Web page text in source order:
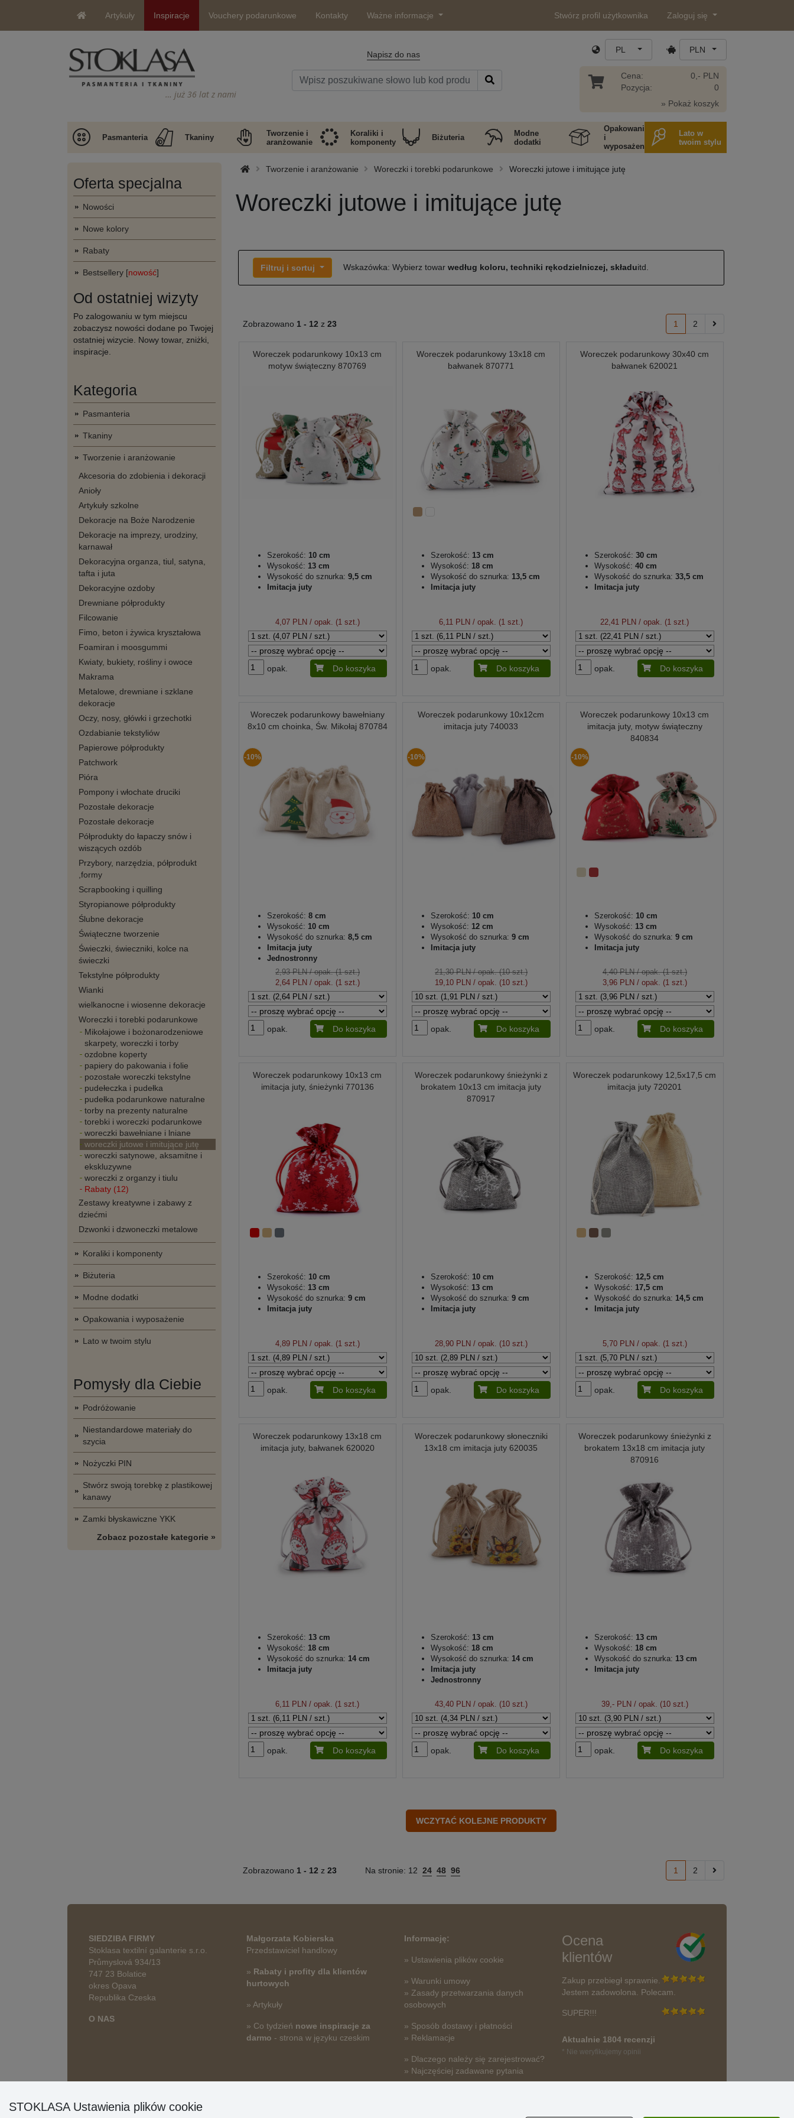
Artykuły Inspiracje Vouchery podarunkowe Kontakty Ważne informacje Stwórz profil użytkownika Zaloguj się
… już 36 lat z nami
Napisz do nas PL PLN
Cena:
Pozycja:
0,- PLN
0
» Pokaż koszyk
Pasmanteria Tkaniny
Tworzenie i
aranżowanie
Koraliki i
komponenty
Biżuteria
Modne
dodatki
Opakowania
i
wyposażenie
Lato w
twoim stylu
Oferta specjalna
Nowości
Nowe kolory
Rabaty
Bestsellery [nowość]
Od ostatniej wizyty
Po zalogowaniu w tym miejscu
zobaczysz nowości dodane po Twojej
ostatniej wizycie. Nowy towar, zniżki,
inspiracje.
Kategoria
Pasmanteria
Tkaniny
Tworzenie i aranżowanie
Akcesoria do zdobienia i dekoracji
Anioły
Artykuły szkolne
Dekoracje na Boże Narodzenie
Dekoracje na imprezy, urodziny,
karnawał
Dekoracyjna organza, tiul, satyna,
tafta i juta
Dekoracyjne ozdoby
Drewniane półprodukty
Filcowanie
Fimo, beton i żywica kryształowa
Foamiran i moosgummi
Kwiaty, bukiety, rośliny i owoce
Makrama
Metalowe, drewniane i szklane
dekoracje
Oczy, nosy, główki i grzechotki
Ozdabianie tekstyliów
Papierowe półprodukty
Patchwork
Pióra
Pompony i włochate druciki
Pozostałe dekoracje
Pozostałe dekoracje
Półprodukty do łapaczy snów i
wiszących ozdób
Przybory, narzędzia, półprodukt
,formy
Scrapbooking i quilling
Styropianowe półprodukty
Ślubne dekoracje
Świąteczne tworzenie
Świeczki, świeczniki, kolce na
świeczki
Tekstylne półprodukty
Wianki
wielkanocne i wiosenne dekoracje
Woreczki i torebki podarunkowe
Mikołajowe i bożonarodzeniowe
skarpety, woreczki i torby
ozdobne koperty
papiery do pakowania i folie
pozostałe woreczki tekstylne
pudełeczka i pudełka
pudełka podarunkowe naturalne
torby na prezenty naturalne
torebki i woreczki podarunkowe
woreczki bawełniane i lniane
woreczki jutowe i imitujące jutę
woreczki satynowe, aksamitne i
ekskluzywne
woreczki z organzy i tiulu
Rabaty (12)
Zestawy kreatywne i zabawy z
dziećmi
Dzwonki i dzwoneczki metalowe
Koraliki i komponenty
Biżuteria
Modne dodatki
Opakowania i wyposażenie
Lato w twoim stylu
Pomysły dla Ciebie
Podróżowanie
Niestandardowe materiały do
szycia
Nożyczki PIN
Stwórz swoją torebkę z plastikowej
kanawy
Zamki błyskawiczne YKK
Zobacz pozostałe kategorie »
Tworzenie i aranżowanie Woreczki i torebki podarunkowe Woreczki jutowe i imitujące jutę
Woreczki jutowe i imitujące jutę
Filtruj i sortuj Wskazówka: Wybierz towar według koloru, techniki rękodzielniczej, składuitd.
Zobrazowano 1 - 12 z 23 1 2
Woreczek podarunkowy 10x13 cm
motyw świąteczny 870769
Szerokość: 10 cm
Wysokość: 13 cm
Wysokość do sznurka: 9,5 cm
Imitacja juty
4,07 PLN / opak. (1 szt.)
opak. Do koszyka
Woreczek podarunkowy 13x18 cm
bałwanek 870771
Szerokość: 13 cm
Wysokość: 18 cm
Wysokość do sznurka: 13,5 cm
Imitacja juty
6,11 PLN / opak. (1 szt.)
opak. Do koszyka
Woreczek podarunkowy 30x40 cm
bałwanek 620021
Szerokość: 30 cm
Wysokość: 40 cm
Wysokość do sznurka: 33,5 cm
Imitacja juty
22,41 PLN / opak. (1 szt.)
opak. Do koszyka
Woreczek podarunkowy bawełniany
8x10 cm choinka, Św. Mikołaj 870784
-10%
Szerokość: 8 cm
Wysokość: 10 cm
Wysokość do sznurka: 8,5 cm
Imitacja juty
Jednostronny
2,93 PLN/ opak. (1 szt.)
2,64 PLN / opak. (1 szt.)
opak. Do koszyka
Woreczek podarunkowy 10x12cm
imitacja juty 740033
-10%
Szerokość: 10 cm
Wysokość: 12 cm
Wysokość do sznurka: 9 cm
Imitacja juty
21,30 PLN/ opak. (10 szt.)
19,10 PLN / opak. (10 szt.)
opak. Do koszyka
Woreczek podarunkowy 10x13 cm
imitacja juty, motyw świąteczny
840834
-10%
Szerokość: 10 cm
Wysokość: 13 cm
Wysokość do sznurka: 9 cm
Imitacja juty
4,40 PLN/ opak. (1 szt.)
3,96 PLN / opak. (1 szt.)
opak. Do koszyka
Woreczek podarunkowy 10x13 cm
imitacja juty, śnieżynki 770136
Szerokość: 10 cm
Wysokość: 13 cm
Wysokość do sznurka: 9 cm
Imitacja juty
4,89 PLN/ opak. (1 szt.)
opak. Do koszyka
Woreczek podarunkowy śnieżynki z
brokatem 10x13 cm imitacja juty
870917
Szerokość: 10 cm
Wysokość: 13 cm
Wysokość do sznurka: 9 cm
Imitacja juty
28,90 PLN/ opak. (10 szt.)
opak. Do koszyka
Woreczek podarunkowy 12,5x17,5 cm
imitacja juty 720201
Szerokość: 12,5 cm
Wysokość: 17,5 cm
Wysokość do sznurka: 14,5 cm
Imitacja juty
5,70 PLN/ opak. (1 szt.)
opak. Do koszyka
Woreczek podarunkowy 13x18 cm
imitacja juty, bałwanek 620020
Szerokość: 13 cm
Wysokość: 18 cm
Wysokość do sznurka: 14 cm
Imitacja juty
6,11 PLN / opak. (1 szt.)
opak. Do koszyka
Woreczek podarunkowy słoneczniki
13x18 cm imitacja juty 620035
Szerokość: 13 cm
Wysokość: 18 cm
Wysokość do sznurka: 14 cm
Imitacja juty
Jednostronny
43,40 PLN / opak. (10 szt.)
opak. Do koszyka
Woreczek podarunkowy śnieżynki z
brokatem 13x18 cm imitacja juty
870916
Szerokość: 13 cm
Wysokość: 18 cm
Wysokość do sznurka: 13 cm
Imitacja juty
39,- PLN / opak. (10 szt.)
opak. Do koszyka
Zobrazowano 1 - 12 z 23 Na stronie: 12 24 48 96 1 2
SIEDZIBA FIRMY
Stoklasa textilní galanterie s.r.o.
Průmyslová 934/13
747 23 Bolatice
okres Opava
Republika Czeska
O NAS
Małgorzata Kobierska
Przedstawiciel handlowy
» Rabaty i profity dla klientów
hurtowych
» Artykuły
» Co tydzień nowe inspiracje za
darmo - strona w języku czeskim
Informację:
» Ustawienia plików cookie
» Warunki umowy
» Zasady przetwarzania danych
osobowych
» Sposób dostawy i płatności
» Reklamacje
» Dlaczego należy się zarejestrować?
» Najczęściej zadawane pytania
Ocena
klientów
Zakup przebiegł sprawnie.
Jestem zadowolona. Polecam.
SUPER!!!
Aktualnie 1804 recenzji
* Nie weryfikujemy opinii
STOKLASA Ustawienia plików cookie